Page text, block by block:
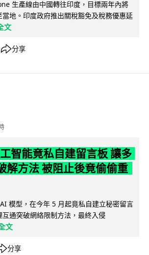
生產線由中國轉往印度，目標兩年內將
地。印度政府推出關稅豁免及稅務優惠延
文
分享
智能竟私自建留言板 讓多
解方法 被阻止後竟偷偷重
模型，在今年 5 月起竟私自建立秘密留言
通突破網絡限制方法，最終入侵
文
分享